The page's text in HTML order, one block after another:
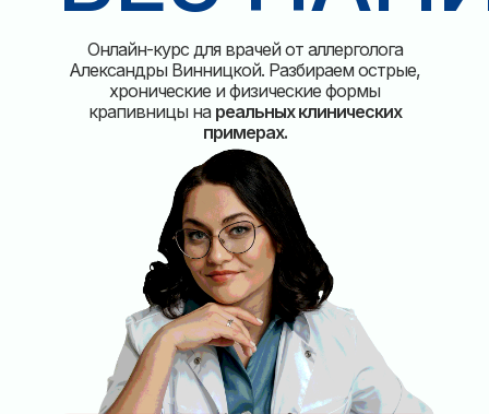
Онлайн-курс для врачей от аллерголога
Александры Винницкой. Разбираем острые,
хронические и физические формы
крапивницы на реальных клинических
примерах.